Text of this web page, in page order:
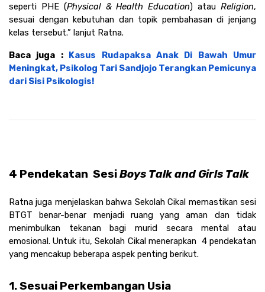
seperti PHE (Physical & Health Education) atau Religion,
sesuai dengan kebutuhan dan topik pembahasan di jenjang
kelas tersebut.” lanjut Ratna.
Baca juga : Kasus Rudapaksa Anak Di Bawah Umur
Meningkat, Psikolog Tari Sandjojo Terangkan Pemicunya
dari Sisi Psikologis!
4 Pendekatan  Sesi Boys Talk and Girls Talk
Ratna juga menjelaskan bahwa Sekolah Cikal memastikan sesi
BTGT benar-benar menjadi ruang yang aman dan tidak
menimbulkan tekanan bagi murid secara mental atau
emosional. Untuk itu, Sekolah Cikal menerapkan  4 pendekatan
yang mencakup beberapa aspek penting berikut.
1. Sesuai Perkembangan Usia